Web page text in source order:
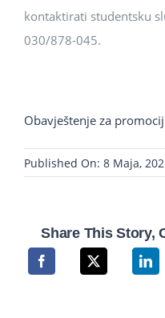
kontaktirati studentsku
030/878-045.
Obavještenje za
Published On: 8 Maja,
Share This Story,